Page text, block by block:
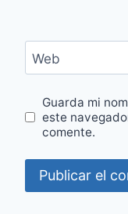
Web
Guarda mi
este
comente.